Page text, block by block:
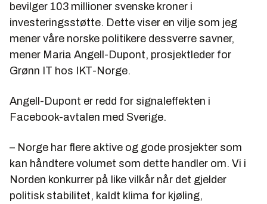
bevilger 103 millioner svenske kroner i
investeringsstøtte. Dette viser en vilje som jeg
mener våre norske politikere dessverre savner,
mener Maria Angell-Dupont, prosjektleder for
Grønn IT hos IKT-Norge.
Angell-Dupont er redd for signaleffekten i
Facebook-avtalen med Sverige.
– Norge har flere aktive og gode prosjekter som
kan håndtere volumet som dette handler om. Vi i
Norden konkurrer på like vilkår når det gjelder
politisk stabilitet, kaldt klima for kjøling,